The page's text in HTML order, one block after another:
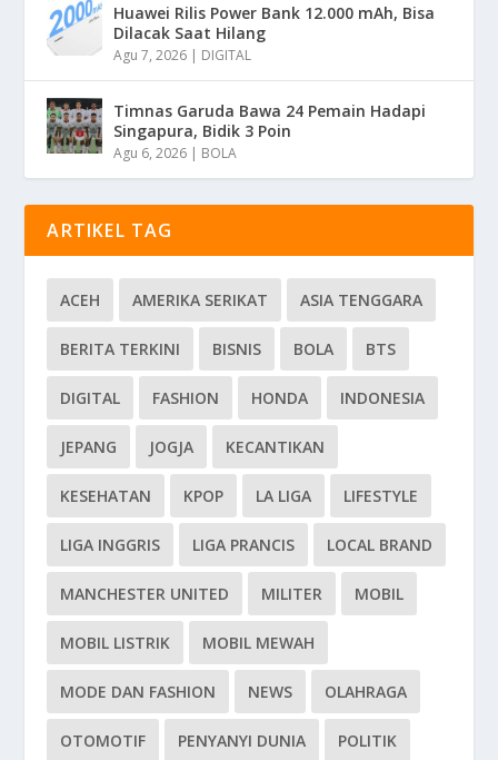
Huawei Rilis Power Bank 12.000 mAh, Bisa
Dilacak Saat Hilang
Agu 7, 2026 | DIGITAL
Timnas Garuda Bawa 24 Pemain Hadapi
Singapura, Bidik 3 Poin
Agu 6, 2026 | BOLA
ARTIKEL TAG
ACEH AMERIKA SERIKAT ASIA TENGGARA
BERITA TERKINI BISNIS BOLA BTS
DIGITAL FASHION HONDA INDONESIA
JEPANG JOGJA KECANTIKAN
KESEHATAN KPOP LA LIGA LIFESTYLE
LIGA INGGRIS LIGA PRANCIS LOCAL BRAND
MANCHESTER UNITED MILITER MOBIL
MOBIL LISTRIK MOBIL MEWAH
MODE DAN FASHION NEWS OLAHRAGA
OTOMOTIF PENYANYI DUNIA POLITIK